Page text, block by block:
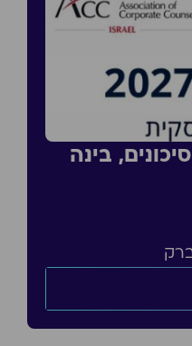
ב 2027, מידע, סיכונים, בינה